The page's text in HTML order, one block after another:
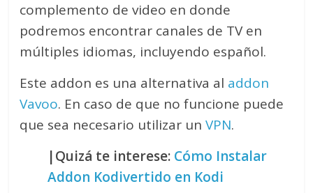
complemento de video en donde
podremos encontrar canales de TV en
múltiples idiomas, incluyendo español.
Este addon es una alternativa al addon
Vavoo. En caso de que no funcione puede
que sea necesario utilizar unVPN.
|Quizá te interese: Cómo Instalar
Addon Kodivertido en Kodi